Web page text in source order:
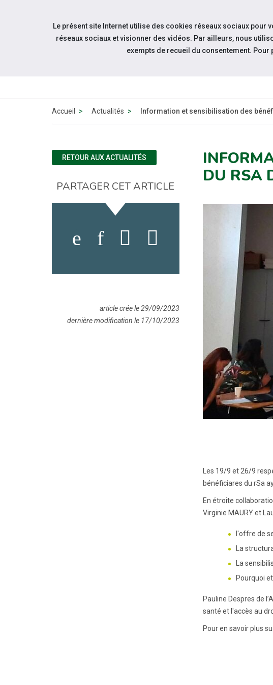
Aller au contenu
Accueil Actualités Information et sensibilisation des
DU RSA
Les 19/9 et 26/9
bénéficiares du rSa
En étroite
Virginie MAURY et
l'offre de
La
La
Pourquoi
Pauline Despres de
santé et l'accès au
Pour en savoir plus
RETOUR AUX ACTUALITÉS
PARTAGER CET ARTICLE
article crée le 29/09/2023
dernière modification le 17/10/2023
Le présent site Internet utilise des cookies réseaux sociaux pour
réseaux sociaux et visionner des vidéos. Par ailleurs, nous
exempts de recueil du consentement.